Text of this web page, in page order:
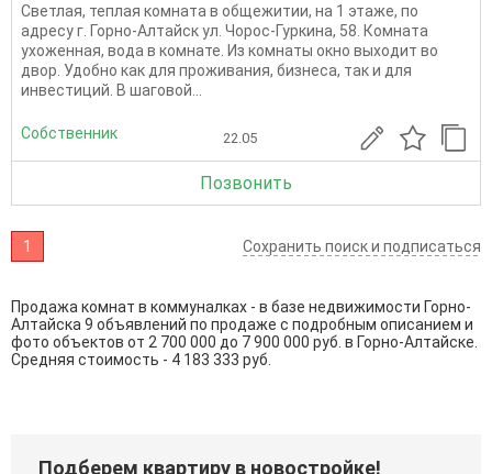
Светлая, теплая комната в общежитии, на 1 этаже, по
адресу г. Горно-Алтайск ул. Чорос-Гуркина, 58. Комната
ухоженная, вода в комнате. Из комнаты окно выходит во
двор. Удобно как для проживания, бизнеса, так и для
инвестиций. В шаговой...
Собственник 22.05
Позвонить
1 Сохранить поиск и подписаться
Продажа комнат в коммуналках - в базе недвижимости Горно-
Алтайска 9 объявлений по продаже с подробным описанием и
фото объектов от 2 700 000 до 7 900 000 руб. в Горно-Алтайске.
Средняя стоимость - 4 183 333 руб.
Подберем квартиру в новостройке!